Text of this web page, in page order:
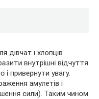
дівчат і хлопців
внутрішні відчуття
привернути увагу.
амулетів і
сили). Таким чином